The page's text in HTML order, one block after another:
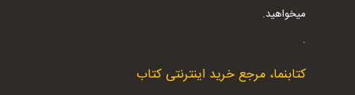
کتابنما، مرجع خرید اینترنتی کتاب
میخواهید.
.